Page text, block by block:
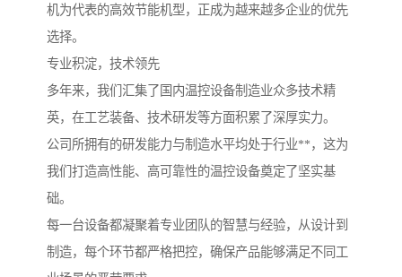
机为代表的高效节能机型，正成为越来越多企业的优先
选择。
专业积淀，技术领先
多年来，我们汇集了国内温控设备制造业众多技术精
英，在工艺装备、技术研发等方面积累了深厚实力。
公司所拥有的研发能力与制造水平均处于行业**，这为
我们打造高性能、高可靠性的温控设备奠定了坚实基
础。
每一台设备都凝聚着专业团队的智慧与经验，从设计到
制造，每个环节都严格把控，确保产品能够满足不同工